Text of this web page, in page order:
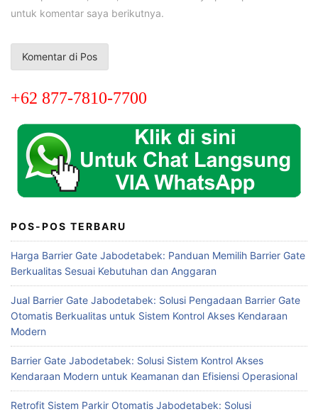
untuk komentar saya berikutnya.
+62 877-7810-7700
POS-POS TERBARU
Harga Barrier Gate Jabodetabek: Panduan Memilih Barrier Gate
Berkualitas Sesuai Kebutuhan dan Anggaran
Jual Barrier Gate Jabodetabek: Solusi Pengadaan Barrier Gate
Otomatis Berkualitas untuk Sistem Kontrol Akses Kendaraan
Modern
Barrier Gate Jabodetabek: Solusi Sistem Kontrol Akses
Kendaraan Modern untuk Keamanan dan Efisiensi Operasional
Retrofit Sistem Parkir Otomatis Jabodetabek: Solusi